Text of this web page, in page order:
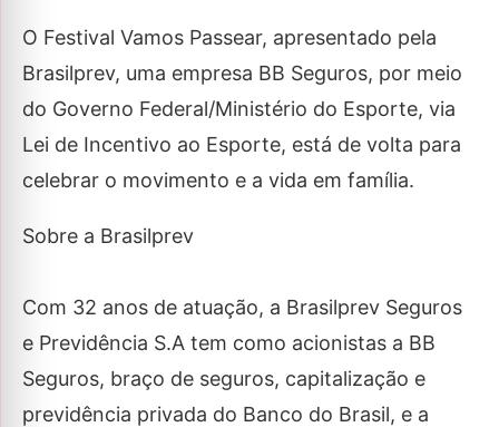
O Festival Vamos Passear, apresentado pela
Brasilprev, uma empresa BB Seguros, por meio
do Governo Federal/Ministério do Esporte, via
Lei de Incentivo ao Esporte, está de volta para
celebrar o movimento e a vida em família.
Sobre a Brasilprev
Com 32 anos de atuação, a Brasilprev Seguros
e Previdência S.A tem como acionistas a BB
Seguros, braço de seguros, capitalização e
previdência privada do Banco do Brasil, e a